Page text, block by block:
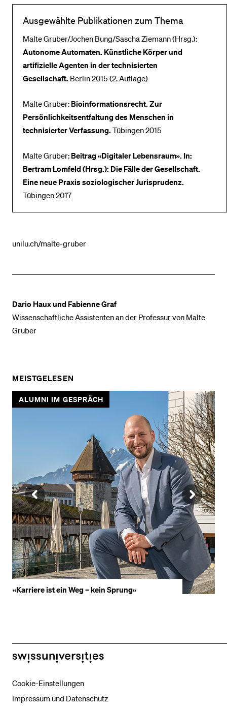
Ausgewählte Publikationen zum Thema
Malte Gruber/Jochen Bung/Sascha Ziemann (Hrsg.):
Autonome Automaten. Künstliche Körper und
artifizielle Agenten in der technisierten
Gesellschaft. Berlin 2015 (2. Auflage)
Malte Gruber: Bioinformationsrecht. Zur
Persönlichkeitsentfaltung des Menschen in
technisierter Verfassung. Tübingen 2015
Malte Gruber: Beitrag «Digitaler Lebensraum». In:
Bertram Lomfeld (Hrsg.): Die Fälle der Gesellschaft.
Eine neue Praxis soziologischer Jurisprudenz.
Tübingen 2017
unilu.ch/malte-gruber
Dario Haux und Fabienne Graf
Wissenschaftliche Assistenten an der Professur von Malte
Gruber
MEISTGELESEN
ALUMNI IM GESPRÄCH
«Entscheidend ist der Mut, anzufangen»
VORHERIGE
SLIDE
ANZEIGEN
swissuniversities
Cookie-Einstellungen
Impressum und Datenschutz